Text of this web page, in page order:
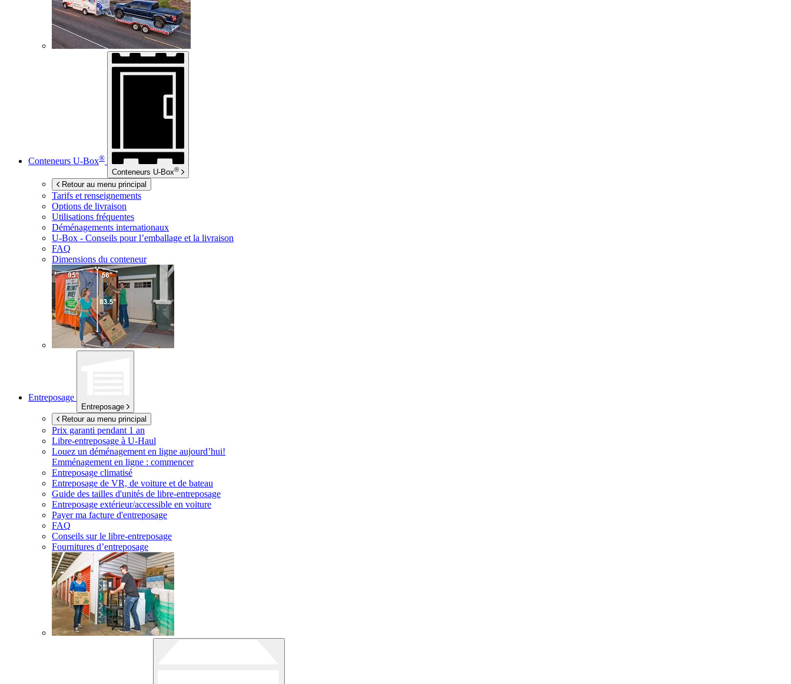
Conteneurs U-Box®
Conteneurs U-Box®
Retour au menu principal
Tarifs et renseignements
Options de livraison
Utilisations fréquentes
Déménagements internationaux
U-Box - Conseils pour l’emballage et la livraison
FAQ
Dimensions du conteneur
Entreposage
Entreposage
Retour au menu principal
Prix garanti pendant 1 an
Libre-entreposage à U-Haul
Louez un déménagement en ligne aujourd’hui!
Emménagement en ligne : commencer
Entreposage climatisé
Entreposage de VR, de voiture et de bateau
Guide des tailles d'unités de libre-entreposage
Entreposage extérieur/accessible en voiture
Payer ma facture d'entreposage
FAQ
Conseils sur le libre-entreposage
Fournitures d’entreposage